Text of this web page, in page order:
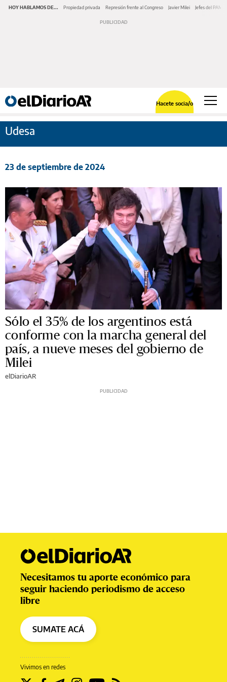
HOY HABLAMOS DE... Propiedad privada Represión frente al Congreso Javier Milei Jefes del PAMI
Hacete socia/o
Udesa
23 de septiembre de 2024
Sólo el 35% de los argentinos está
conforme con la marcha general del
país, a nueve meses del gobierno de
Milei
elDiarioAR
Vivimos en redes
Necesitamos tu aporte económico para
seguir haciendo periodismo de acceso
libre
SUMATE ACÁ